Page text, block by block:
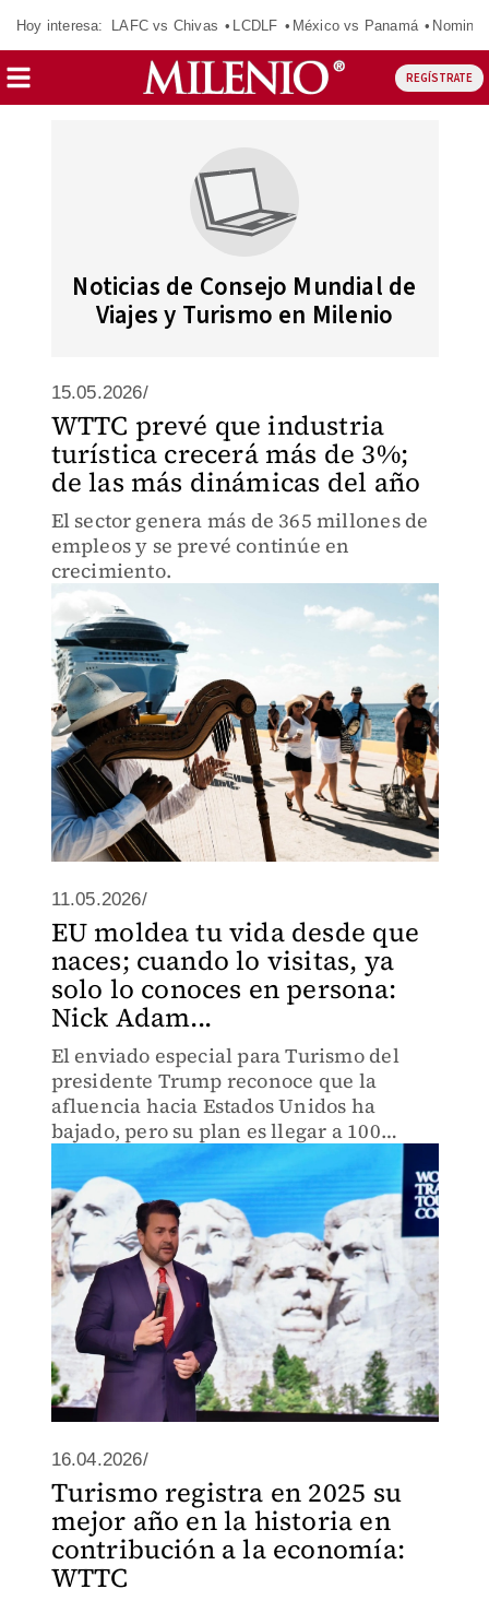
Hoy interesa: LAFC vs Chivas LCDLF México vs Panamá
REGÍSTRATE
Noticias de Consejo Mundial de
Viajes y Turismo en Milenio
15.05.2026/
WTTC prevé que industria
turística crecerá más de 3%;
de las más dinámicas del año
El sector genera más de 365 millones de
empleos y se prevé continúe en
crecimiento.
11.05.2026/
EU moldea tu vida desde que
naces; cuando lo visitas, ya
solo lo conoces en persona:
Nick Adam...
El enviado especial para Turismo del
presidente Trump reconoce que la
afluencia hacia Estados Unidos ha
bajado, pero su plan es llegar a 100
millones de visitantes en 2030, y tiene
1,230 mdd para lograrlo
16.04.2026/
Turismo registra en 2025 su
mejor año en la historia en
contribución a la economía:
WTTC